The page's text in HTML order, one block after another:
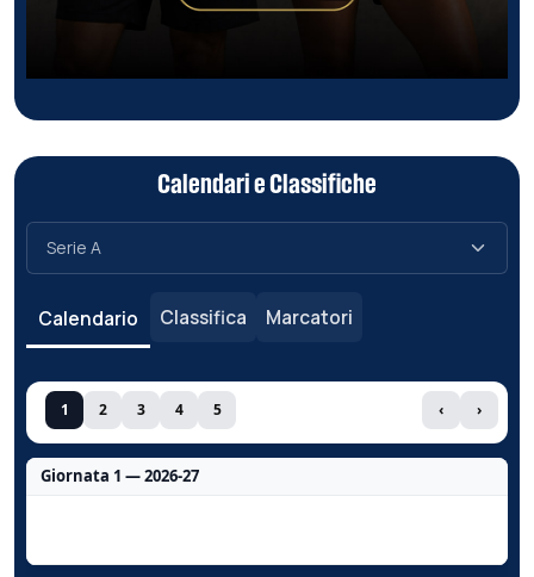
Calendari e Classifiche
Calendario Classifica Marcatori
1 2 3 4 5 ‹ ›
Giornata 1 — 2026-27